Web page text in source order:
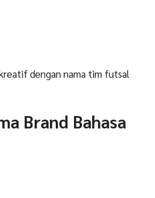
dengan nama tim futsal
Brand Bahasa